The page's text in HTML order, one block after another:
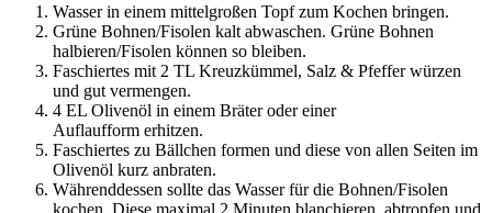
Wasser in einem mittelgroßen Topf zum Kochen bringen.
Grüne Bohnen/Fisolen kalt abwaschen. Grüne Bohnen
halbieren/Fisolen können so bleiben.
Faschiertes mit 2 TL Kreuzkümmel, Salz & Pfeffer würzen
und gut vermengen.
4 EL Olivenöl in einem Bräter oder einer
Auflaufform erhitzen.
Faschiertes zu Bällchen formen und diese von allen Seiten im
Olivenöl kurz anbraten.
Währenddessen sollte das Wasser für die Bohnen/Fisolen
kochen. Diese maximal 2 Minuten blanchieren, abtropfen und